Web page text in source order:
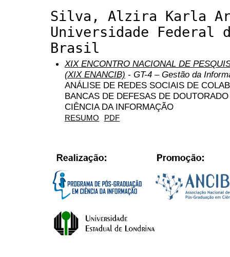
Silva, Alzira Karla
Universidade Federal
Brasil
XIX ENCONTRO NACIONAL DE
(XIX ENANCIB) - GT-4 – Gestão da
ANÁLISE DE REDES SOCIAIS DE
BANCAS DE DEFESAS DE
CIÊNCIA DA INFORMAÇÃO
RESUMO PDF